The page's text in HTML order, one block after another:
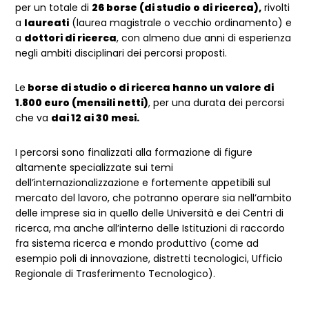
per un totale di 26 borse (di studio o di ricerca), rivolti
a laureati (laurea magistrale o vecchio ordinamento) e
a dottori di ricerca, con almeno due anni di esperienza
negli ambiti disciplinari dei percorsi proposti.
Le borse di studio o di ricerca hanno un valore di
1.800 euro (mensili netti), per una durata dei percorsi
che va dai 12 ai 30 mesi.
I percorsi sono finalizzati alla formazione di figure
altamente specializzate sui temi
dell’internazionalizzazione e fortemente appetibili sul
mercato del lavoro, che potranno operare sia nell’ambito
delle imprese sia in quello delle Università e dei Centri di
ricerca, ma anche all’interno delle Istituzioni di raccordo
fra sistema ricerca e mondo produttivo (come ad
esempio poli di innovazione, distretti tecnologici, Ufficio
Regionale di Trasferimento Tecnologico).